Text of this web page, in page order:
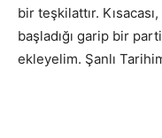
bir teşkilattır.
başladığı garip bir
ekleyelim. Şanlı